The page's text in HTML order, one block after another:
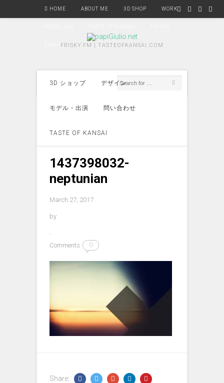
HOME ABOUT ME 3D SHOP WORK
LINKSFRISKY.FM | TASTEOFKANSAI.COM
3D ショップ デザイン
モデル・出演 問い合わせ
TASTE OF KANSAI
1437398032-
neptunian
March 27, 2017
by
Comments 0
Share: